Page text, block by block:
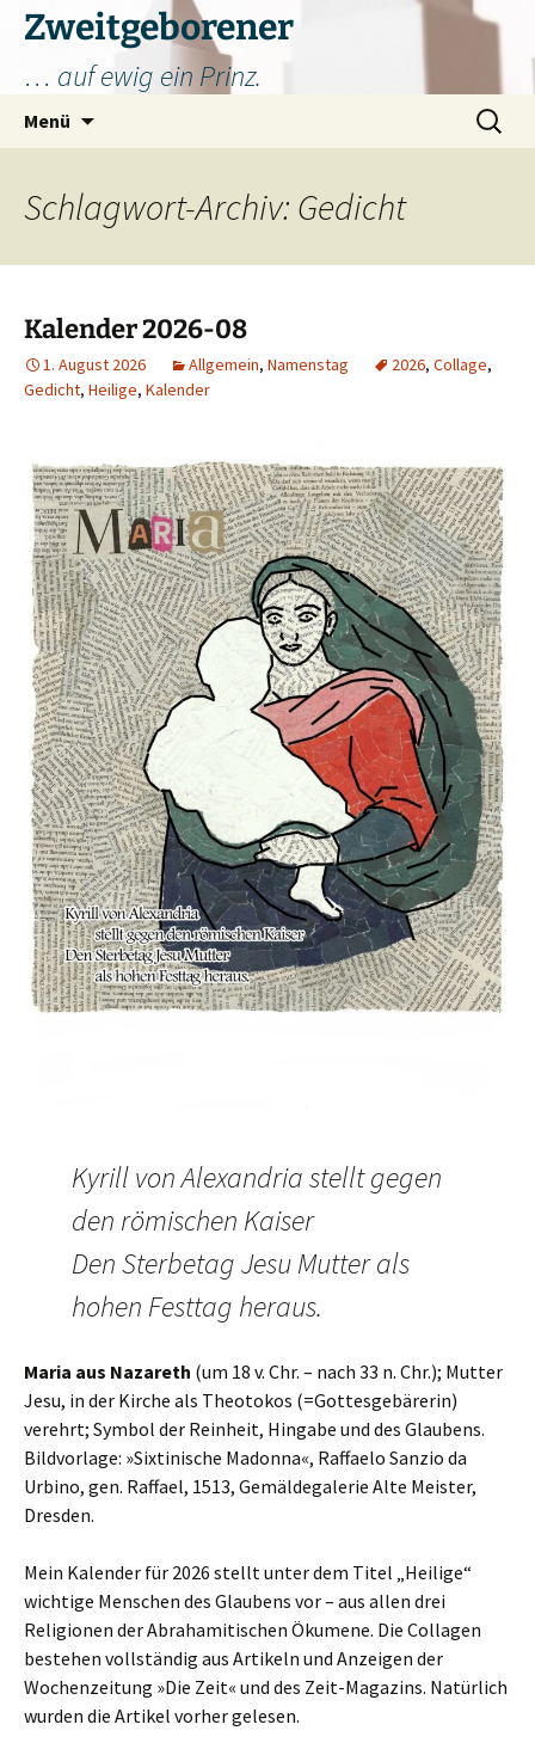
Zum
Inhalt
springen
Zweitgeborener
… auf ewig ein Prinz.
Menü
Suchen
nach:
Schlagwort-Archiv: Gedicht
Kalender 2026-08
1. August 2026 Allgemein, Namenstag 2026, Collage,
Gedicht, Heilige, Kalender
Kyrill von Alexandria stellt gegen
den römischen Kaiser
Den Sterbetag Jesu Mutter als
hohen Festtag heraus.
Maria aus Nazareth (um 18 v. Chr. – nach 33 n. Chr.); Mutter
Jesu, in der Kirche als Theotokos (=Gottesgebärerin)
verehrt; Symbol der Reinheit, Hingabe und des Glaubens.
Bildvorlage: »Sixtinische Madonna«, Raffaelo Sanzio da
Urbino, gen. Raffael, 1513, Gemäldegalerie Alte Meister,
Dresden.
Mein Kalender für 2026 stellt unter dem Titel „Heilige“
wichtige Menschen des Glaubens vor – aus allen drei
Religionen der Abrahamitischen Ökumene. Die Collagen
bestehen vollständig aus Artikeln und Anzeigen der
Wochenzeitung »Die Zeit« und des Zeit-Magazins. Natürlich
wurden die Artikel vorher gelesen.